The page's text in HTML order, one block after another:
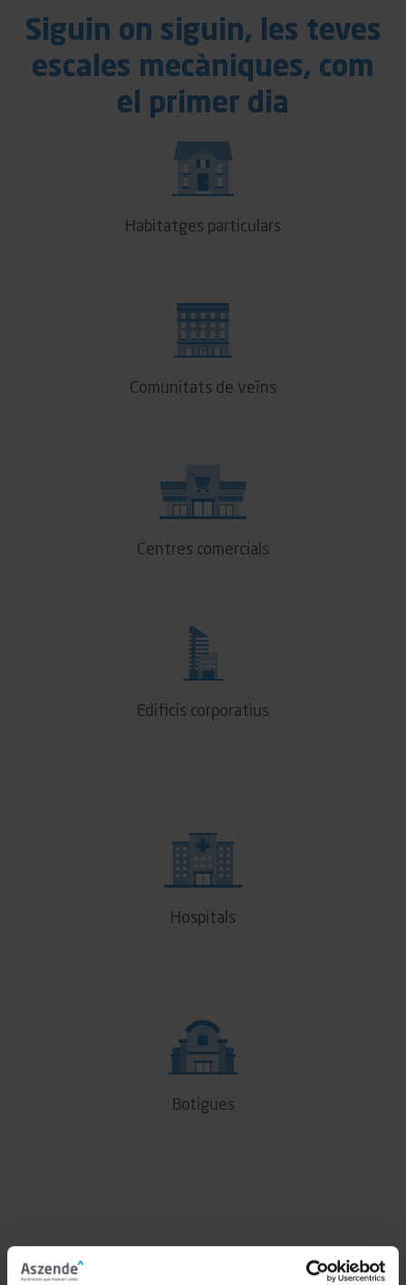
Siguin on siguin, les teves
escales mecàniques, com
el primer dia
Habitatges particulars
Comunitats de veïns
Centres comercials
Edificis corporatius
Hospitals
Botigues